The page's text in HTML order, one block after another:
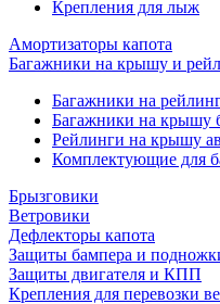
Крепления для лыж
Амортизаторы капота
Багажники на крышу и
Багажники на
Багажники на крышу
Рейлинги на крышу
Комплектующие для
Брызговики
Ветровики
Дефлекторы капота
Защиты бампера и
Защиты двигателя и КПП
Крепления для перевозки